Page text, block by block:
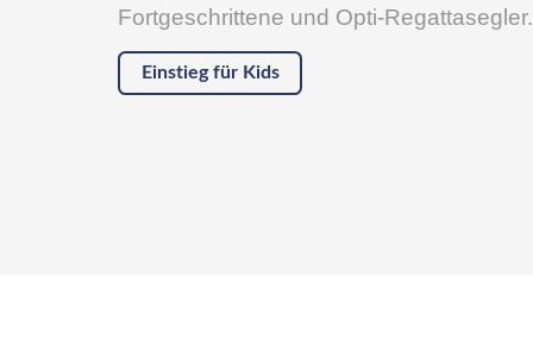
Fortgeschrittene und Opti-Regattasegler.
Einstieg für Kids